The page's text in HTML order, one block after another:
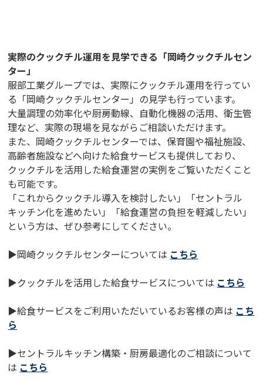
実際のクックチル運用を見学できる「岡崎クックチルセン
ター」
服部工業グループでは、実際にクックチル運用を行ってい
る「岡崎クックチルセンター」の見学も行っています。
大量調理の効率化や厨房動線、自動化機器の活用、衛生管
理など、実際の現場を見ながらご相談いただけます。
また、岡崎クックチルセンターでは、保育園や福祉施設、
高齢者施設などへ向けた給食サービスも提供しており、
クックチルを活用した給食運営の実例をご覧いただくこと
も可能です。
「これからクックチル導入を検討したい」「セントラル
キッチン化を進めたい」「給食運営の負担を軽減したい」
という方は、ぜひ参考にしてください。
▶岡崎クックチルセンターについては こちら
▶クックチルを活用した給食サービスについては こちら
▶給食サービスをご利用いただいているお客様の声は こち
ら
▶セントラルキッチン構築・厨房最適化のご相談について
は こちら